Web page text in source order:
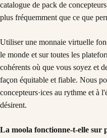
catalogue de pack de
plus fréquemment que ce que
Utiliser une monnaie virtuelle
le monde et sur toutes les
cohérents où que vous soyez et
façon équitable et fiable. Nous
concepteurs·ices au rythme et à
désirent.
La moola fonctionne-t-elle sur